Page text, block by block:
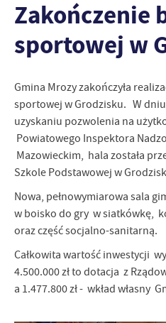
Zakończenie
sportowej w
Gmina Mrozy zakończyła
sportowej w Grodzisku. W
uzyskaniu pozwolenia na
Powiatowego Inspektora
Mazowieckim, hala została
Szkole Podstawowej w
Nowa, pełnowymiarowa sala
w boisko do gry w siatkówkę,
oraz część socjalno-sanitarną.
Całkowita wartość inwestycji
4.500.000 zł to dotacja z
a 1.477.800 zł - wkład własny
personalizację określonych
Dzięki tym plikom cookies możemy
korzystania z funkcjonalności
funkcjonalne i personalizacyjne
dostępność większej ilości funkcji
Więcej
Analityczne
Analityczne pliki cookies pomagają
dostosowywać do Twoich potrzeb.
Cookies analityczne pozwalają na
wykorzystywania witryny
z jaką odwiedzane są nasze
ocenę naszych serwisów
popularności wśród
przetwarzane w formie
analityczne pliki cookies
funkcjonalności.
Więcej
Reklamowe
Dzięki reklamowym plikom
informacje i aktualności na
Promocyjne pliki cookies służą do
komunikatów na podstawie analizy
zwyczajów dotyczących